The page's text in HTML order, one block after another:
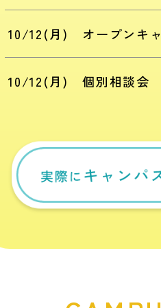
10/12(月) オープンキ
10/12(月) 個別相談会